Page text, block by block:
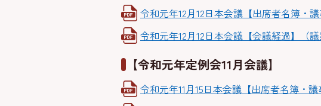
令和元年12月12日本会議【出席者名簿・
令和元年12月12日本会議【会議経過】（
【令和元年定例会11月会議】
令和元年11月15日本会議【出席者名簿・